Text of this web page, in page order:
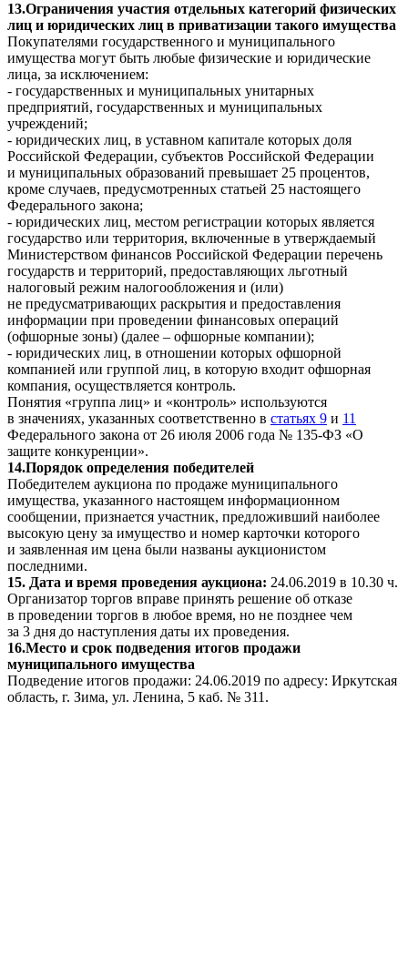
13.Ограничения участия отдельных категорий физических
лиц и юридических лиц в приватизации такого имущества
Покупателями государственного и муниципального
имущества могут быть любые физические и юридические
лица, за исключением:
- государственных и муниципальных унитарных
предприятий, государственных и муниципальных
учреждений;
- юридических лиц, в уставном капитале которых доля
Российской Федерации, субъектов Российской Федерации
и муниципальных образований превышает 25 процентов,
кроме случаев, предусмотренных статьей 25 настоящего
Федерального закона;
- юридических лиц, местом регистрации которых является
государство или территория, включенные в утверждаемый
Министерством финансов Российской Федерации перечень
государств и территорий, предоставляющих льготный
налоговый режим налогообложения и (или)
не предусматривающих раскрытия и предоставления
информации при проведении финансовых операций
(офшорные зоны) (далее – офшорные компании);
- юридических лиц, в отношении которых офшорной
компанией или группой лиц, в которую входит офшорная
компания, осуществляется контроль.
Понятия «группа лиц» и «контроль» используются
в значениях, указанных соответственно в статьях 9 и 11
Федерального закона от 26 июля 2006 года № 135-ФЗ «О
защите конкуренции».
14.Порядок определения победителей
Победителем аукциона по продаже муниципального
имущества, указанного настоящем информационном
сообщении, признается участник, предложивший наиболее
высокую цену за имущество и номер карточки которого
и заявленная им цена были названы аукционистом
последними.
15. Дата и время проведения аукциона: 24.06.2019 в 10.30 ч.
Организатор торгов вправе принять решение об отказе
в проведении торгов в любое время, но не позднее чем
за 3 дня до наступления даты их проведения.
16.Место и срок подведения итогов продажи
муниципального имущества
Подведение итогов продажи: 24.06.2019 по адресу: Иркутская
область, г. Зима, ул. Ленина, 5 каб. № 311.